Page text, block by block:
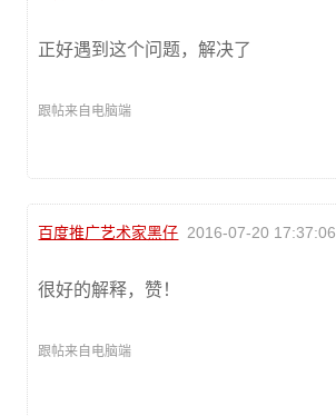
正好遇到这个问题，解决了
跟帖来自电脑端
百度推广艺术家黑仔 2016-07-20 17:37:06
很好的解释，赞！
跟帖来自电脑端